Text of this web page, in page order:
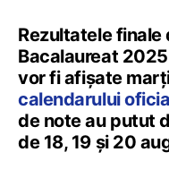
Rezultatele finale
Bacalaureat
vor fi afișate
calendarului
de note au putut
de 18, 19 și 20